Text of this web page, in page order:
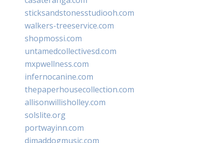
sticksandstonesstudiooh.com
walkers-treeservice.com
shopmossi.com
untamedcollectivesd.com
mxpwellness.com
infernocanine.com
thepaperhousecollection.com
allisonwillisholley.com
solslite.org
portwayinn.com
djmaddogmusic.com